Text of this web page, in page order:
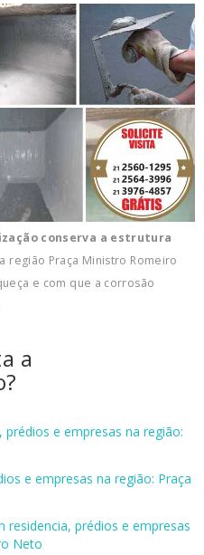
conserva a estrutura
região Praça Ministro Romeiro
e com que a corrosão
a
prédios e empresas na região:
e empresas na região: Praça
residencia, prédios e empresas
Neto